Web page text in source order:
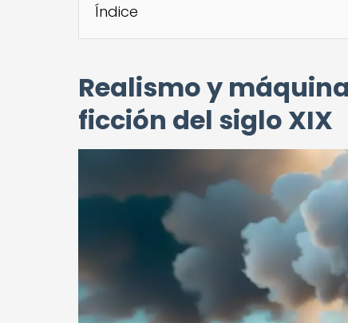
Índice
Realismo y
ficción del siglo XIX